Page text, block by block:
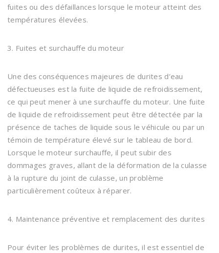
fuites ou des défaillances lorsque le moteur atteint des
températures élevées.
3. Fuites et surchauffe du moteur
Une des conséquences majeures de durites d’eau
défectueuses est la fuite de liquide de refroidissement,
ce qui peut mener à une surchauffe du moteur. Une fuite
de liquide de refroidissement peut être détectée par la
présence de taches de liquide sous le véhicule ou par un
témoin de température élevé sur le tableau de bord.
Lorsque le moteur surchauffe, il peut subir des
dommages graves, allant de la déformation de la culasse
à la rupture du joint de culasse, un problème
particulièrement coûteux à réparer.
4. Maintenance préventive et remplacement des durites
Pour éviter les problèmes de durites, il est essentiel de